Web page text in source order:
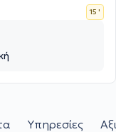
15 '
Υπηρεσίες